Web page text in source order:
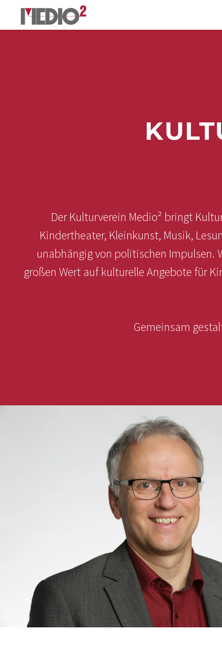
Der Kulturverein Medio² bringt
Kindertheater, Kleinkunst, Musik,
unabhängig von politischen Impulsen.
großen Wert auf kulturelle Angebote für
Gemeinsam